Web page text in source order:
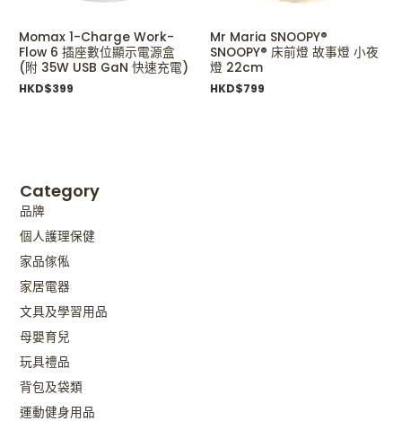
Momax 1-Charge Work-
Flow 6 插座數位顯示電源盒
(附 35W USB GaN 快速充電)
HKD$399
Mr Maria SNOOPY®
SNOOPY® 床前燈 故事燈 小夜
燈 22cm
HKD$799
Category
品牌
個人護理保健
家品傢俬
家居電器
文具及學習用品
母嬰育兒
玩具禮品
背包及袋類
運動健身用品